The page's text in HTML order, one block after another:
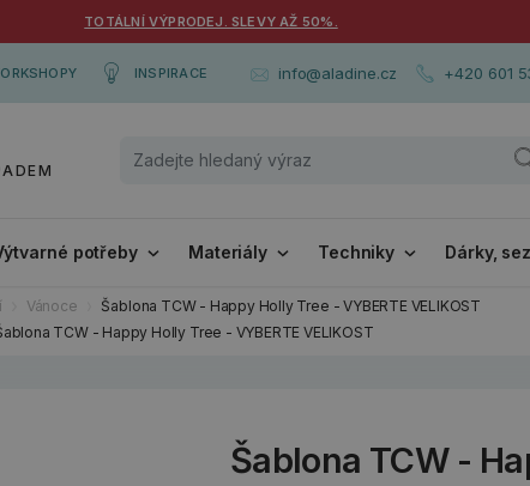
TOTÁLNÍ VÝPRODEJ. SLEVY AŽ 50%.
INSPIRACE info@aladine.cz +420 601
potřeby Materiály Techniky Dárky,
Vánoce
Šablona TCW - Happy Holly Tree - VYBERTE VELIKOST
TCW - Happy Holly Tree - VYBERTE VELIKOST
Šablona TCW -